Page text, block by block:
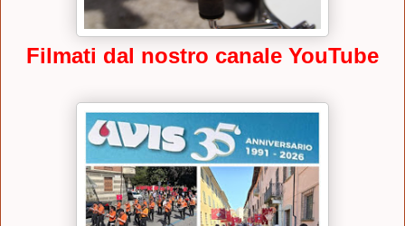
Filmati dal nostro canale YouTube